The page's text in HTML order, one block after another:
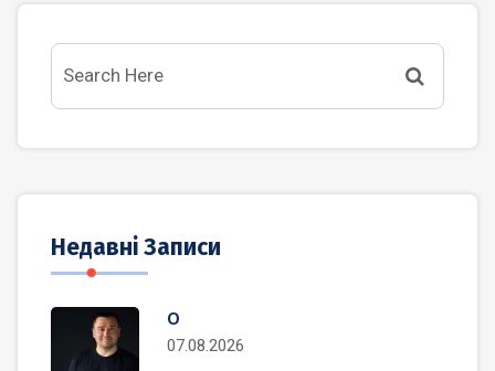
Недавні Записи
О
07.08.2026